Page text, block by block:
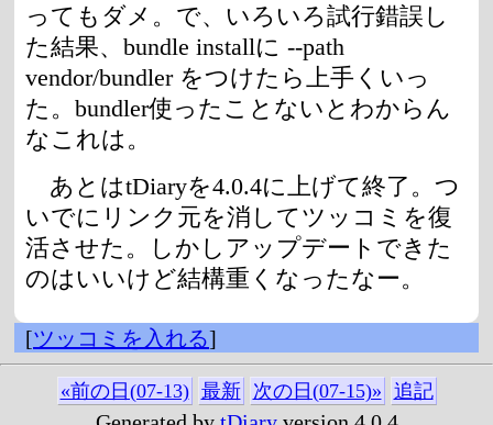
ってもダメ。で、いろいろ試行錯誤し
た結果、bundle installに --path
vendor/bundler をつけたら上手くいっ
た。bundler使ったことないとわからん
なこれは。
あとはtDiaryを4.0.4に上げて終了。つ
いでにリンク元を消してツッコミを復
活させた。しかしアップデートできた
のはいいけど結構重くなったなー。
[ツッコミを入れる]
«前の日(07-13) 最新 次の日(07-15)» 追記